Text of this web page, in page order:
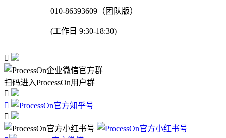
010-86393609（团队版）
(工作日 9:30-18:30)

扫码进入ProcessOn用户群


